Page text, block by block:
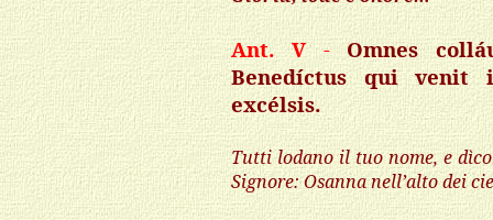
Ant. V-
Omnes
Benedíctus qui venit
excélsis.
Tutti lodano il tuo nome, e
Signore: Osanna nell’alto dei